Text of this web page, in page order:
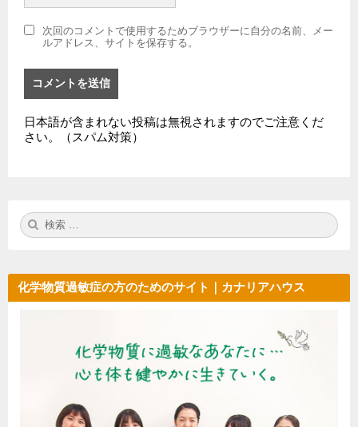
次回のコメントで使用するためブラウザーに自分の名前、メー
ルアドレス、サイトを保存する。
日本語が含まれない投稿は無視されますのでご注意くだ
さい。（スパム対策）
検
索:
化学物質過敏症の方のためのサイト｜カナリアハウス